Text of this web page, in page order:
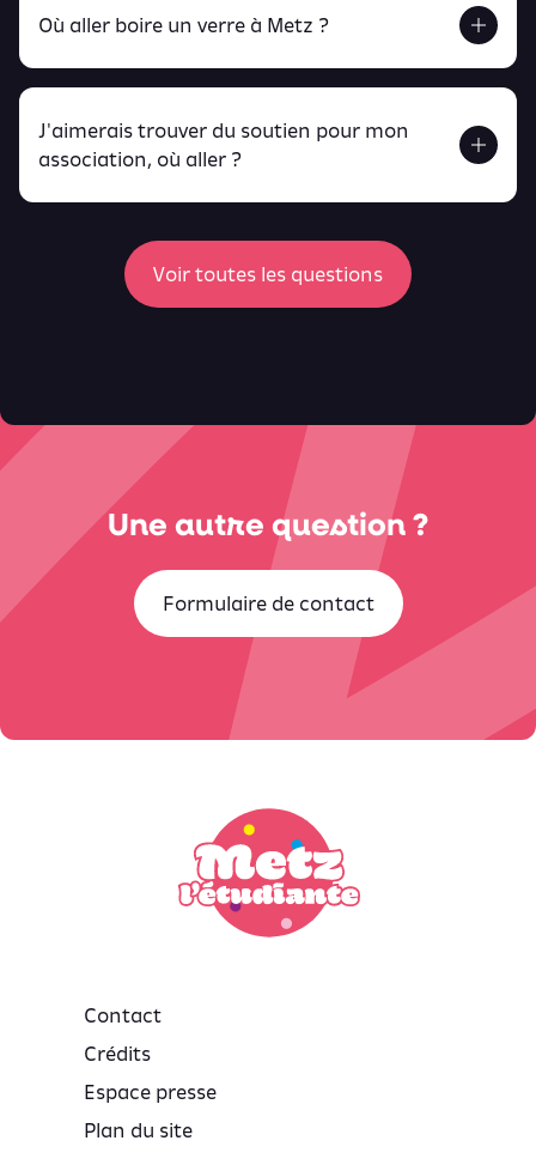
Retrouve toutes ces infos ici.
Où aller boire un verre à Metz ?
peux
retrouver ici
J'aimerais trouver du soutien pour mon
association, où aller ?
Voir toutes les questions
Une autre question ?
Formulaire de contact
Contact
Crédits
Espace presse
Plan du site